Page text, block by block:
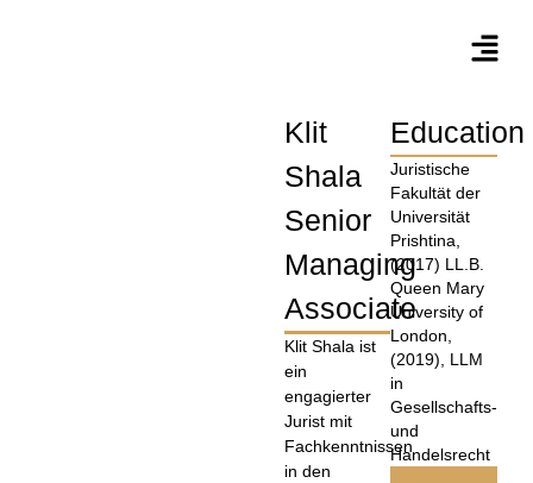
Klit
Shala
Senior
Managing
Associate
Klit Shala ist
ein
engagierter
Jurist mit
Fachkenntnissen
in den
Education
Juristische
Fakultät der
Universität
Prishtina,
(2017) LL.B.
Queen Mary
University of
London,
(2019), LLM
in
Gesellschafts-
und
Handelsrecht